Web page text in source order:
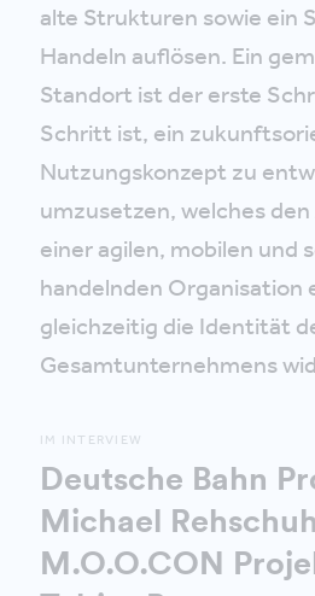
alte Strukturen sowie ein
Handeln auflösen. Ein
Standort ist der erste
Schritt ist, ein
Nutzungskonzept zu
umzusetzen, welches
einer agilen, mobilen und
handelnden Organisation
gleichzeitig die Identität
Gesamtunternehmens
IM INTERVIEW
Deutsche Bahn
Michael
M.O.O.CON